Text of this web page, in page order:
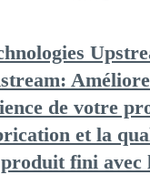
de votre
et la
fini avec